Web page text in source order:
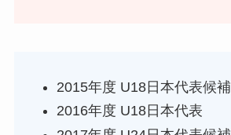
2015年度 U18日本代表候補
2016年度 U18日本代表